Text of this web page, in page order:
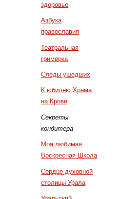
здоровье
Азбука
православия
Театральная
гримерка
Следы ушедших
К юбилею Храма
на Крови
Секреты
кондитера
Моя любимая
Воскресная Школа
Сердце духовной
столицы Урала